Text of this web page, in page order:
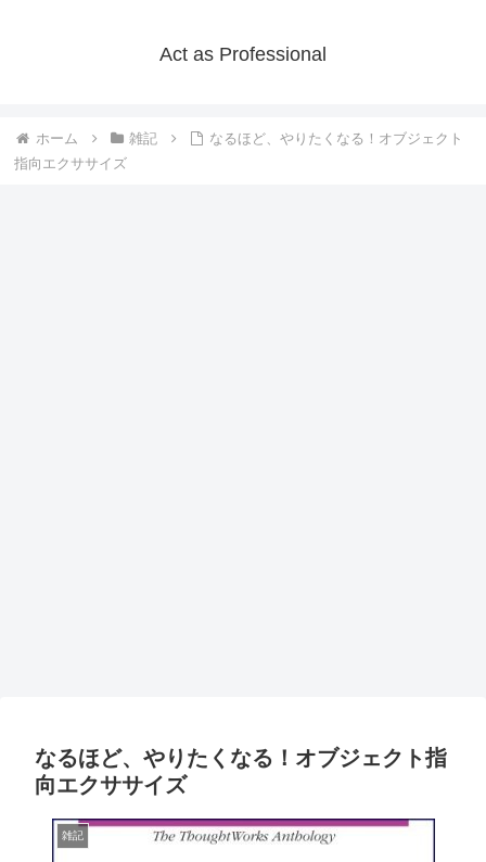
Act as Professional
ホーム 雑記
なるほど、やりたくなる！オブジェクト
指向エクササイズ
なるほど、やりたくなる！オブジェクト指
向エクササイズ
雑記